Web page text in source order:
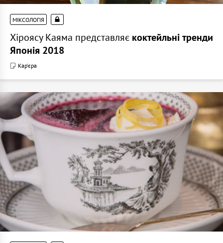
МІКСОЛОГІЯ
Хіроясу Каяма представляє коктейльні тренди
Японія 2018
Кар'єра